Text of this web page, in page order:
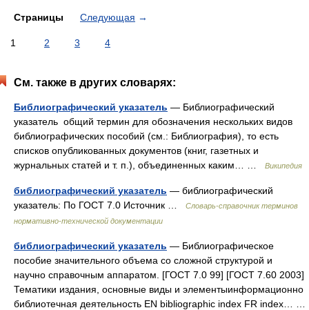
Страницы Следующая →
1 2 3 4
См. также в других словарях:
Библиографический указатель — Библиографический
указатель общий термин для обозначения нескольких видов
библиографических пособий (см.: Библиография), то есть
списков опубликованных документов (книг, газетных и
журнальных статей и т. п.), объединенных каким… …
Википедия
библиографический указатель — библиографический
указатель: По ГОСТ 7.0 Источник …
Словарь-справочник терминов
нормативно-технической документации
библиографический указатель — Библиографическое
пособие значительного объема со сложной структурой и
научно справочным аппаратом. [ГОСТ 7.0 99] [ГОСТ 7.60 2003]
Тематики издания, основные виды и элементыинформационно
библиотечная деятельность EN bibliographic index FR index… …